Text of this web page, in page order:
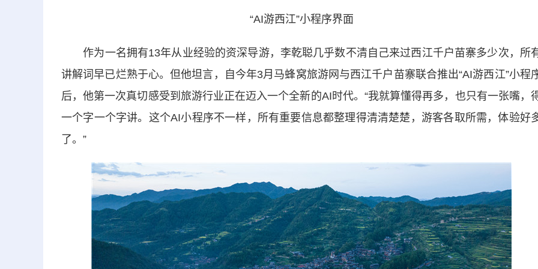
“AI游西江”小程序界面
作为一名拥有13年从业经验的资深导游，李乾聪几乎数不清自己来过西江千户苗寨多少次，所
讲解词早已烂熟于心。但他坦言，自今年3月马蜂窝旅游网与西江千户苗寨联合推出“AI游西江”小程
后，他第一次真切感受到旅游行业正在迈入一个全新的AI时代。“我就算懂得再多，也只有一张嘴，
一个字一个字讲。这个AI小程序不一样，所有重要信息都整理得清清楚楚，游客各取所需，体验好
了。”